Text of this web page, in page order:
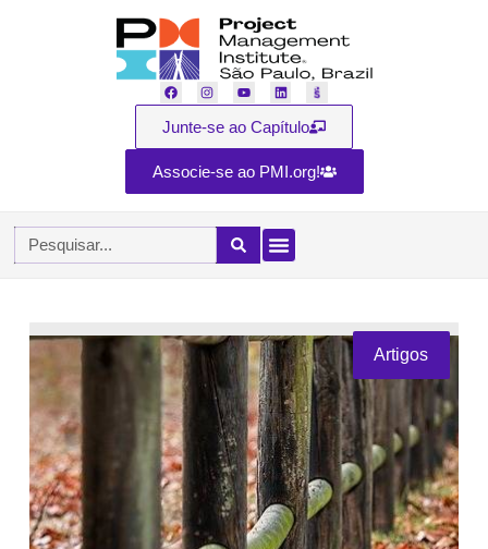
Junte-se ao Capítulo
Associe-se ao PMI.org!
Artigos